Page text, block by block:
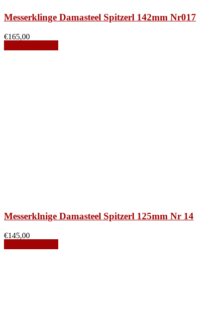
Messerklinge Damasteel Spitzerl 142mm Nr017
€165,00
Messerklnige Damasteel Spitzerl 125mm Nr 14
€145,00